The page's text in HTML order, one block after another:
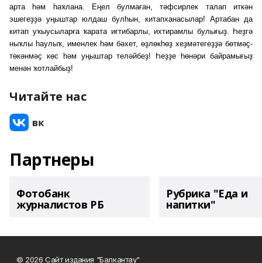
арта һәм һаҡлана. Еңел булмаған, тәфсирлек талап иткән
эшегеҙҙә уңыштар юлдаш булһын, китапханасылар! Артабан да
китап уҡыусыларға ҡарата иғтибарлы, ихтирамлы булығыҙ. Һеҙгә
ныҡлы һаулыҡ, именлек һәм бәхет, өҙлөкһөҙ хеҙмәтегеҙҙә бөтмәҫ-
төкәнмәҫ көс һәм уңыштар теләйбеҙ! Һеҙҙе һѳнәри байрамығыҙ
менән ҡотлайбыҙ!
Читайте нас
Партнеры
Фотобанк
журналистов РБ
Рубрика "Еда и
напитки"
© 2026 Сайт издания "Балкантау"